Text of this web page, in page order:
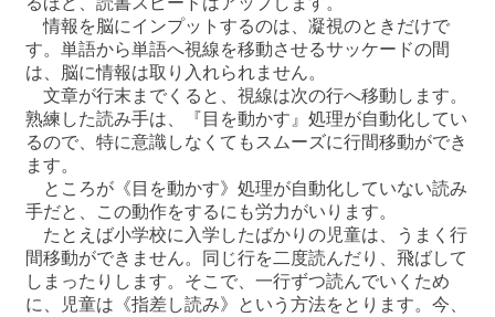
情報を脳にインプットするのは、凝視のときだけで
す。単語から単語へ視線を移動させるサッケードの間
は、脳に情報は取り入れられません。
文章が行末までくると、視線は次の行へ移動します。
熟練した読み手は、『目を動かす』処理が自動化してい
るので、特に意識しなくてもスムーズに行間移動ができ
ます。
ところが《目を動かす》処理が自動化していない読み
手だと、この動作をするにも労力がいります。
たとえば小学校に入学したばかりの児童は、うまく行
間移動ができません。同じ行を二度読んだり、飛ばして
しまったりします。そこで、一行ずつ読んでいくため
に、児童は《指差し読み》という方法をとります。今、